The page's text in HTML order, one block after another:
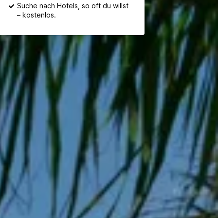
Suche nach Hotels, so oft du willst
– kostenlos.